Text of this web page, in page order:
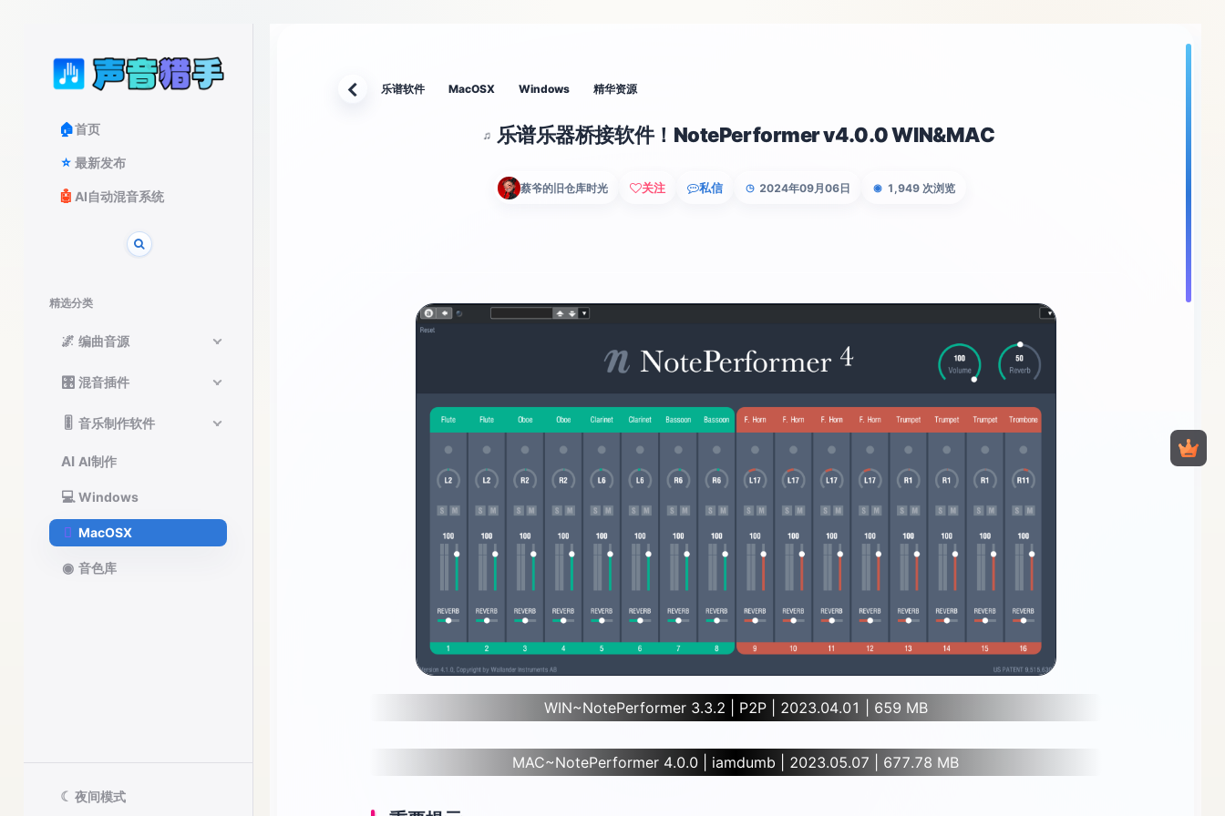
🏠首页
⭐ 最新发布
🤖 AI自动混音系统
精选分类
🌌 编曲音源
🎛️ 混音插件
🎚️ 音乐制作软件
AI AI制作
💻 Windows
 MacOSX
◉ 音色库
☾ 夜间模式
返回 乐谱软件 MacOSX Windows 精华资源
♫ 乐谱乐器桥接软件！NotePerformer v4.0.0 WIN&MAC
蔡爷的旧仓库时光 关注 私信 ◷ 2024年09月06日 ◉ 1,949 次浏览
WIN~NotePerformer 3.3.2 | P2P | 2023.04.01 | 659 MB
MAC~NotePerformer 4.0.0 | iamdumb | 2023.05.07 | 677.78 MB